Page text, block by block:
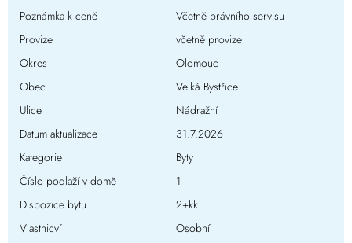
Poznámka k ceně
Včetně právního servisu
Provize
včetně provize
Okres
Olomouc
Obec
Velká Bystřice
Ulice
Nádražní I
Datum aktualizace
31.7.2026
Kategorie
Byty
Číslo podlaží v domě
1
Dispozice bytu
2+kk
Vlastnicví
Osobní